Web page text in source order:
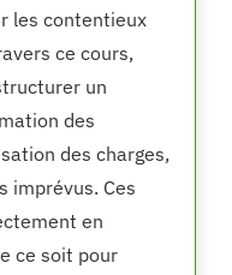
les contentieux
ce cours,
un
des
des charges,
imprévus. Ces
en
ce soit pour